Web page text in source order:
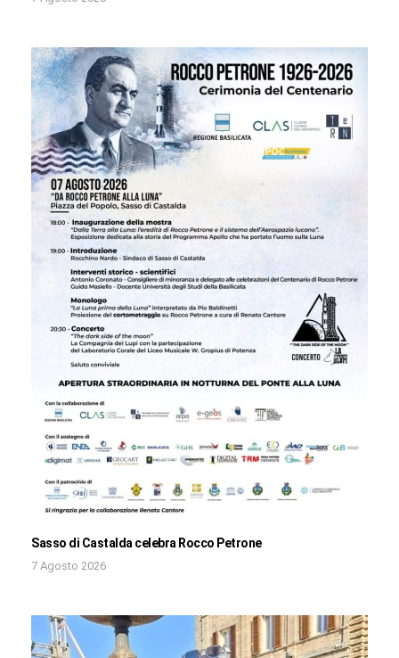
Sasso di Castalda celebra Rocco Petrone
7 Agosto 2026